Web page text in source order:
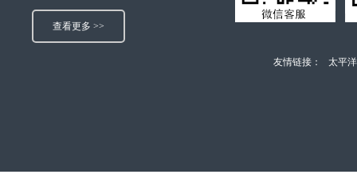
查看更多 >>
友情链接： 太平